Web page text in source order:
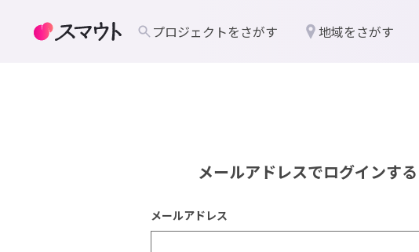
メールアドレスでログインする
メールアドレス
プロジェクトをさがす 地域をさがす